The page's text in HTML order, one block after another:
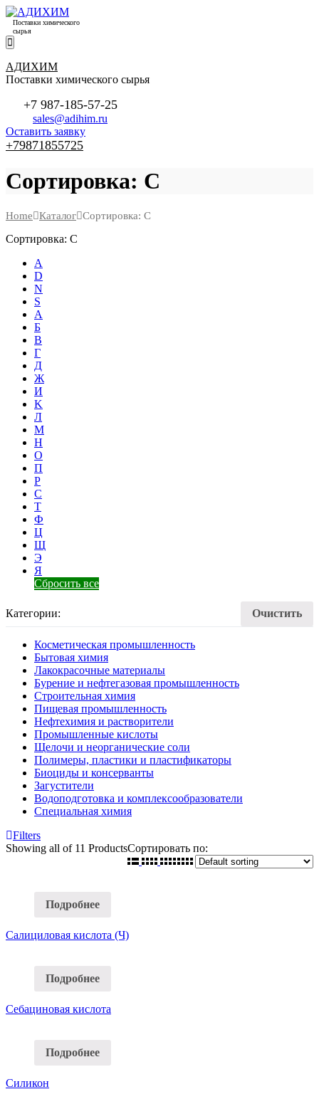
Поставки химического
сырья
АДИХИМ
Поставки химического сырья
+7 987-185-57-25
sales@adihim.ru
Оставить заявку
+79871855725
Сортировка: С
Home Каталог Сортировка: С
Сортировка: С
А
D
N
S
А
Б
В
Г
Д
Ж
И
K
Л
М
Н
О
П
Р
С
Т
Ф
Ц
Щ
Э
Я
Сбросить все
Категории: Очистить
Косметическая промышленность
Бытовая химия
Лакокрасочные материалы
Бурение и нефтегазовая промышленность
Строительная химия
Пищевая промышленность
Нефтехимия и растворители
Промышленные кислоты
Щелочи и неорганические соли
Полимеры, пластики и пластификаторы
Биоциды и консерванты
Загустители
Водоподготовка и комплексообразователи
Специальная химия
Filters
Showing all of 11 ProductsСортировать по:
Подробнее
Салициловая кислота (Ч)
Подробнее
Себациновая кислота
Подробнее
Силикон